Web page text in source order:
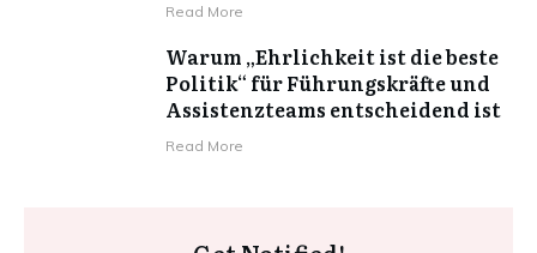
Read More
Warum „Ehrlichkeit ist die beste
Politik“ für Führungskräfte und
Assistenzteams entscheidend ist
Read More